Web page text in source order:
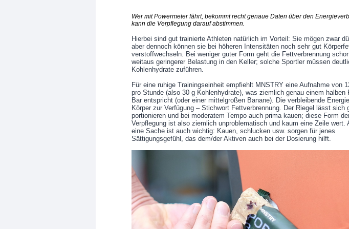
Wer mit Powermeter fährt, bekommt recht genaue Daten über den
kann die Verpflegung darauf abstimmen.
Hierbei sind gut trainierte Athleten natürlich im Vorteil: Sie mögen zwar
aber dennoch können sie bei höheren Intensitäten noch sehr gut
verstoffwechseln. Bei weniger guter Form geht die Fettverbrennung
weitaus geringerer Belastung in den Keller; solche Sportler müssen
Kohlenhydrate zuführen.
Für eine ruhige Trainingseinheit empfiehlt MNSTRY eine Aufnahme von
pro Stunde (also 30 g Kohlenhydrate), was ziemlich genau einem halben
Bar entspricht (oder einer mittelgroßen Banane). Die verbleibende
Körper zur Verfügung – Stichwort Fettverbrennung. Der Riegel lässt sich
portionieren und bei moderatem Tempo auch prima kauen; diese Form
Verpflegung ist also ziemlich unproblematisch und kaum eine Zeile wert.
eine Sache ist auch wichtig: Kauen, schlucken usw. sorgen für jenes
Sättigungsgefühl, das dem/der Aktiven auch bei der Dosierung hilft.